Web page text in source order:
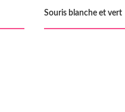
Souris blanche et vert